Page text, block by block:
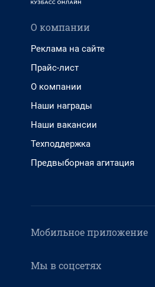
О компании
Реклама на сайте
Прайс-лист
О компании
Наши награды
Наши вакансии
Техподдержка
Предвыборная агитация
Мобильное приложение
Мы в соцсетях